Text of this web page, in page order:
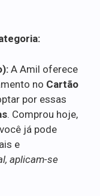
A Amil oferece
no Cartão
por essas
. Comprou hoje,
já pode
e
aplicam-se